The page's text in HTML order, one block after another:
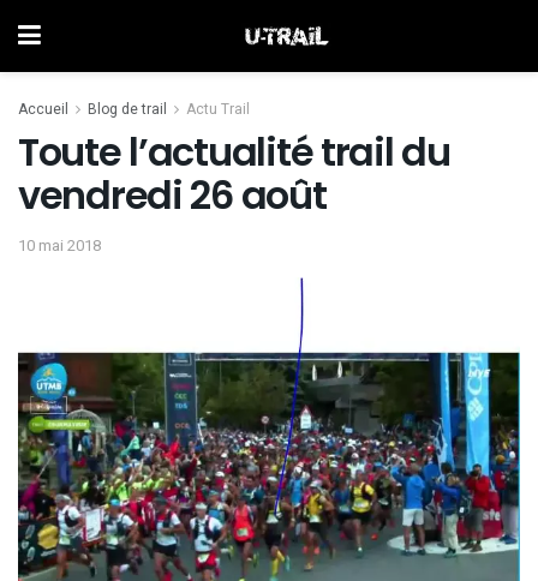
Accueil Blog de trail Actu Trail
Toute l’actualité trail du
vendredi 26 août
10 mai 2018